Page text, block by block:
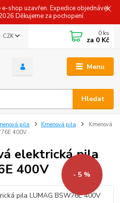
shop uzavřen. Expedice objednávek
Děkujeme za pochopení.
Menu
CZK
Hledat
0 ks
za 0 Kč
pila Kmenová pila
Kmenová
400V
elektrická pila
400V
- 5 %